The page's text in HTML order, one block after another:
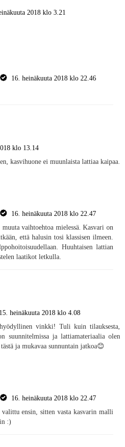
2018 klo 3.21
16. heinäkuuta 2018 klo 22.46
klo 13.14
kasvihuone ei muunlaista lattiaa kaipaa.
16. heinäkuuta 2018 klo 22.47
vaihtoehtoa mielessä. Kasvari on
että halusin tosi klassisen ilmeen.
Huuhtaisen lattian
laatikot letkulla.
15. heinäkuuta 2018 klo 4.08
vinkki! Tuli kuin tilauksesta,
suunnitelmissa ja lattiamateriaalia olen
ja mukavaa sunnuntain jatkoa😊
16. heinäkuuta 2018 klo 22.47
ensin, sitten vasta kasvarin malli
:)